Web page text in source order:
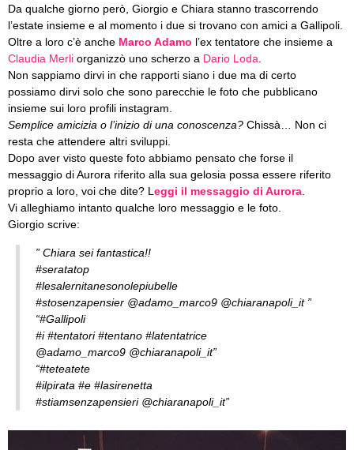
Da qualche giorno però, Giorgio e Chiara stanno trascorrendo
l’estate insieme e al momento i due si trovano con amici a Gallipoli.
Oltre a loro c’è anche Marco Adamo l’ex tentatore che insieme a
Claudia Merli organizzò uno scherzo a Dario Loda
Non sappiamo dirvi in che rapporti siano i due ma di certo
possiamo dirvi solo che sono parecchie le foto che pubblicano
insieme sui loro profili instagram.
Semplice amicizia o l’inizio di una conoscenza? Chissà… Non ci
resta che attendere altri sviluppi.
Dopo aver visto queste foto abbiamo pensato che forse il
messaggio di Aurora riferito alla sua gelosia possa essere riferito
proprio a loro, voi che dite? L eggi il messaggio di Aurora
Vi alleghiamo intanto qualche loro messaggio e le foto.
Giorgio scrive:
” Chiara sei fantastica!!
#seratatop
#lesalernitanesonolepiubelle
#stosenzapensier @adamo_marco9 @chiaranapoli_it ”
“#Gallipoli
#i #tentatori #tentano #latentatrice
@adamo_marco9 @chiaranapoli_it”
“#teteatete
#ilpirata #e #lasirenetta
#stiamsenzapensieri @chiaranapoli_it”